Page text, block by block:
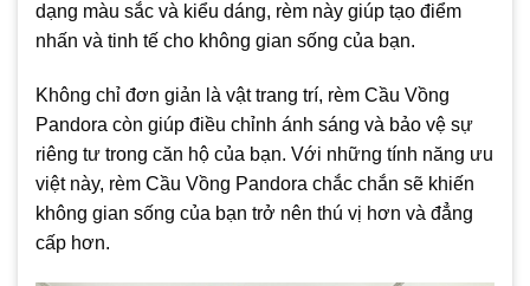
dạng màu sắc và kiểu dáng, rèm này giúp tạo điểm
nhấn và tinh tế cho không gian sống của bạn.
Không chỉ đơn giản là vật trang trí, rèm Cầu Vồng
Pandora còn giúp điều chỉnh ánh sáng và bảo vệ sự
riêng tư trong căn hộ của bạn. Với những tính năng ưu
việt này, rèm Cầu Vồng Pandora chắc chắn sẽ khiến
không gian sống của bạn trở nên thú vị hơn và đẳng
cấp hơn.